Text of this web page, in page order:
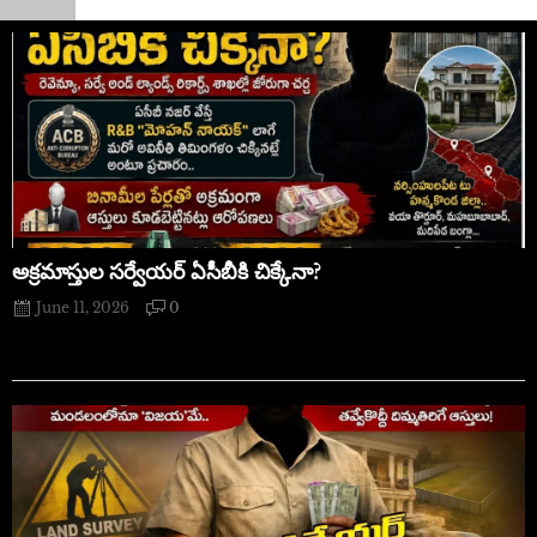
అక్రమాస్తుల సర్వేయర్ ఏసీబీకి చిక్కేనా?
June 11, 2026 0